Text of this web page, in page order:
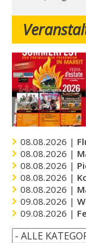
08.08.2026 |
08.08.2026 |
08.08.2026 |
08.08.2026 |
08.08.2026 |
09.08.2026 |
09.08.2026 |